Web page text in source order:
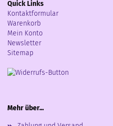
Quick Links
Kontaktformular
Warenkorb
Mein Konto
Newsletter
Sitemap
Mehr über...